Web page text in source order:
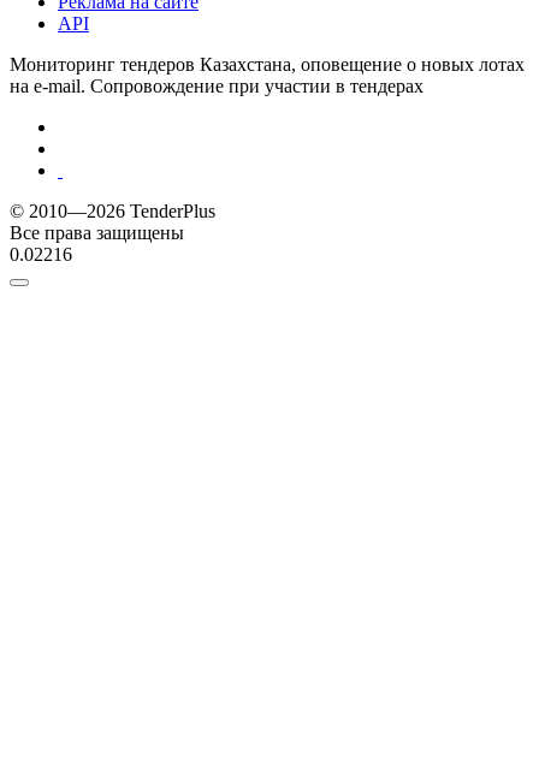
API
Мониторинг тендеров Казахстана, оповещение о новых лотах
на e-mail. Сопровождение при участии в тендерах
© 2010—2026 TenderPlus
Все права защищены
0.02216